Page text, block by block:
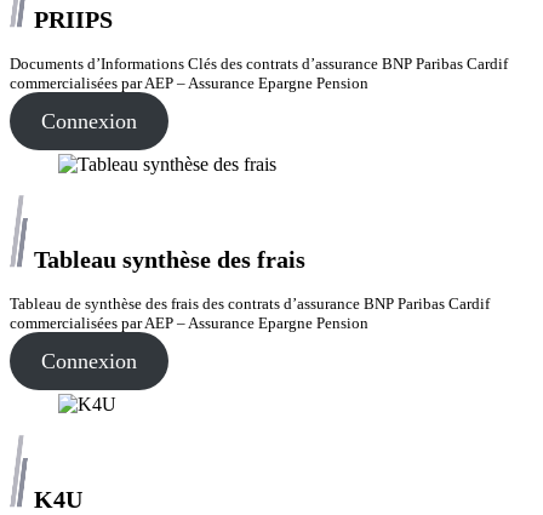
PRIIPS
Documents d’Informations Clés des contrats d’assurance BNP Paribas Cardif
commercialisées par AEP – Assurance Epargne Pension
Connexion
Tableau synthèse des frais
Tableau de synthèse des frais des contrats d’assurance BNP Paribas Cardif
commercialisées par AEP – Assurance Epargne Pension
Connexion
K4U